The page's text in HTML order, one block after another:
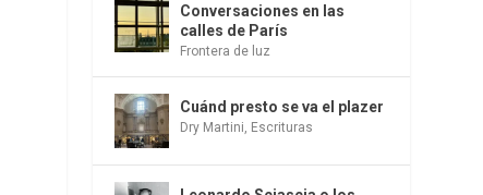
Conversaciones en las
calles de París
Frontera de luz
Cuánd presto se va el plazer
Dry Martini Escrituras